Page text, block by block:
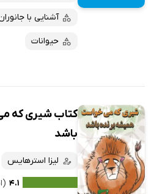
آشنایی با
حیوانات
کتاب شیری که
باشد
لیزا استرهایس
۴.۱